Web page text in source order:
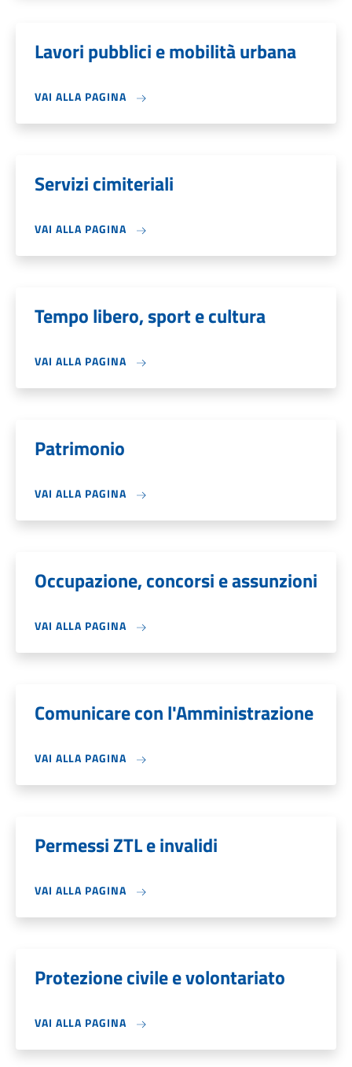
Lavori pubblici e mobilità urbana
VAI ALLA PAGINA
Servizi cimiteriali
VAI ALLA PAGINA
Tempo libero, sport e cultura
VAI ALLA PAGINA
Patrimonio
VAI ALLA PAGINA
Occupazione, concorsi e assunzioni
VAI ALLA PAGINA
Comunicare con l'Amministrazione
VAI ALLA PAGINA
Permessi ZTL e invalidi
VAI ALLA PAGINA
Protezione civile e volontariato
VAI ALLA PAGINA